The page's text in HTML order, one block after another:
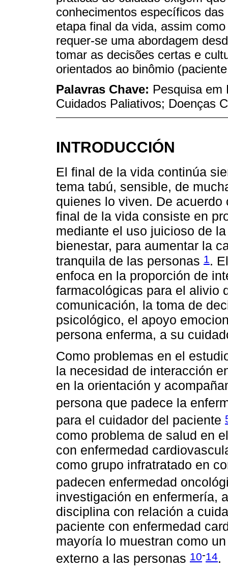
conhecimentos específicos
etapa final da vida, assim
requer-se uma abordagem
tomar as decisões certas e
orientados ao binômio
Palavras Chave: Pesquisa em
Cuidados Paliativos; Doenças
INTRODUCCIÓN
El final de la vida continúa
tema tabú, sensible, de
quienes lo viven. De
final de la vida consiste en
mediante el uso juicioso de
bienestar, para aumentar la
tranquila de las personas 1 .
enfoca en la proporción de
farmacológicas para el alivio
comunicación, la toma de
psicológico, el apoyo
persona enferma, a su
Como problemas en el
la necesidad de interacción
en la orientación y
persona que padece la
para el cuidador del paciente
como problema de salud en
con enfermedad
como grupo infratratado en
padecen enfermedad
investigación en enfermería,
disciplina con relación a
paciente con enfermedad
mayoría lo muestran como
externo a las personas 10-14.